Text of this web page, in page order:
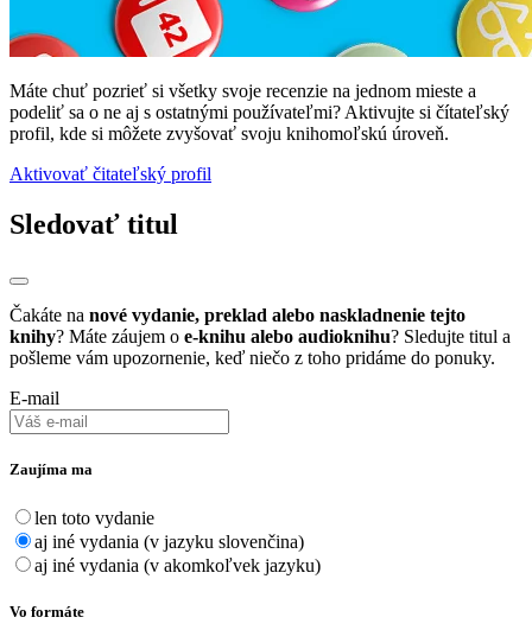
Máte chuť pozrieť si všetky svoje recenzie na jednom mieste a
podeliť sa o ne aj s ostatnými používateľmi? Aktivujte si čítateľský
profil, kde si môžete zvyšovať svoju knihomoľskú úroveň.
Aktivovať čitateľský profil
Sledovať titul
Čakáte na nové vydanie, preklad alebo naskladnenie tejto
knihy? Máte záujem o e-knihu alebo audioknihu? Sledujte titul a
pošleme vám upozornenie, keď niečo z toho pridáme do ponuky.
E-mail
Zaujíma ma
len toto vydanie
aj iné vydania (v jazyku slovenčina)
aj iné vydania (v akomkoľvek jazyku)
Vo formáte